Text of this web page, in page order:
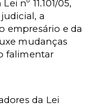
nº 11.101/05,
a
empresário e da
mudanças
falimentar
da Lei